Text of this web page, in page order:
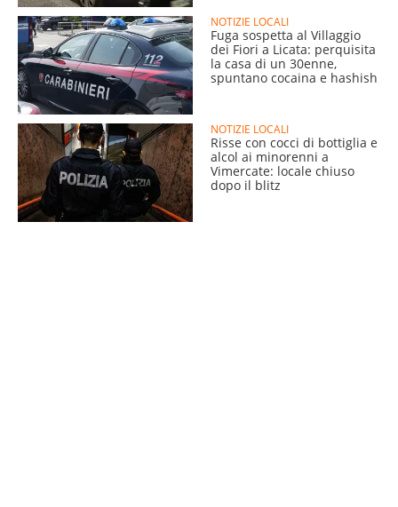
NOTIZIE LOCALI
Fuga sospetta al Villaggio
dei Fiori a Licata: perquisita
la casa di un 30enne,
spuntano cocaina e hashish
NOTIZIE LOCALI
Risse con cocci di bottiglia e
alcol ai minorenni a
Vimercate: locale chiuso
dopo il blitz